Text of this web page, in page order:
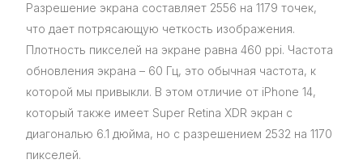
Разрешение экрана составляет 2556 на 1179 точек,
что дает потрясающую четкость изображения.
Плотность пикселей на экране равна 460 ppi. Частота
обновления экрана – 60 Гц, это обычная частота, к
которой мы привыкли. В этом отличие от iPhone 14,
который также имеет Super Retina XDR экран с
диагональю 6.1 дюйма, но с разрешением 2532 на 1170
пикселей.